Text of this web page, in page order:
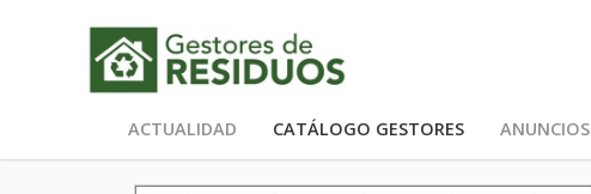
ACTUALIDAD CATÁLOGO GESTORES ANUNCIOS